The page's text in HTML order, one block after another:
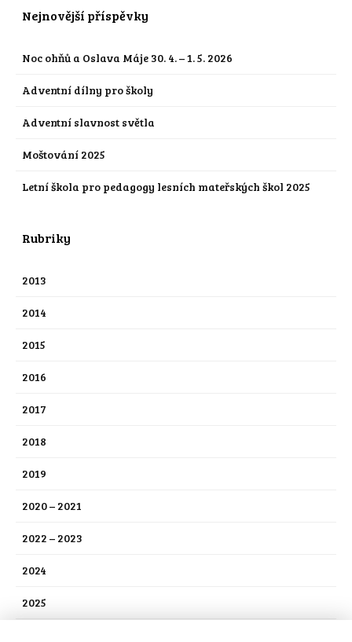
Nejnovější příspěvky
Noc ohňů a Oslava Máje 30. 4. – 1. 5. 2026
Adventní dílny pro školy
Adventní slavnost světla
Moštování 2025
Letní škola pro pedagogy lesních mateřských škol 2025
Rubriky
2013
2014
2015
2016
2017
2018
2019
2020 – 2021
2022 – 2023
2024
2025